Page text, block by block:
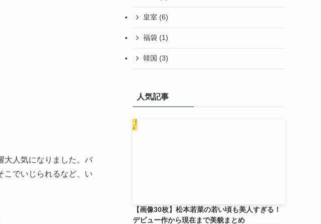
大人気になりました。バ
こでいじられるなど、い
皇室 (6)
福袋 (1)
韓国 (3)
人気記事
【画像30枚】松本若菜の若い頃も美人すぎる！
デビュー作から現在まで美貌まとめ